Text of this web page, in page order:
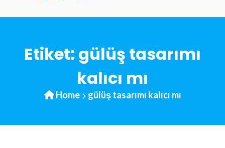
Etiket: gülüş tasarımı
kalıcı mı
Home gülüş tasarımı kalıcı mı